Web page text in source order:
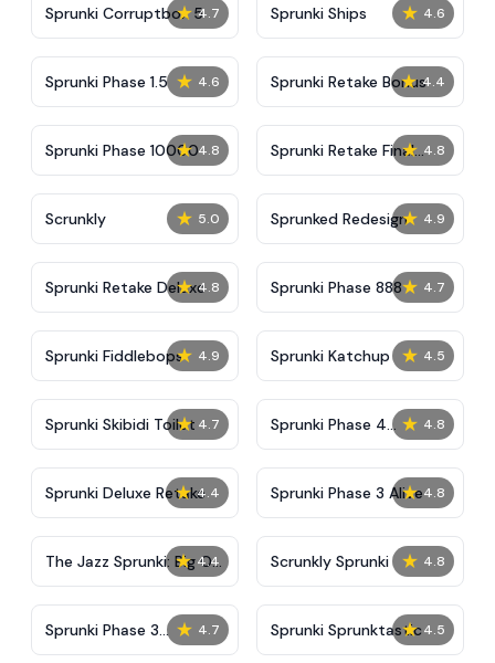
★ 4.7
Sprunki Corruptbox 5 ★ 4.6
Sprunki Ships
★ 4.6
Sprunki Phase 1.5 ★ 4.4
Sprunki Retake Bonus
★ 4.8
Sprunki Phase 10000 ★ 4.8
Sprunki Retake Final
Update
★ 5.0
Scrunkly ★ 4.9
Sprunked Redesign
★ 4.8
Sprunki Retake Deluxe ★ 4.7
Sprunki Phase 888
★ 4.9
Sprunki Fiddlebops ★ 4.5
Sprunki Katchup
★ 4.7
Sprunki Skibidi Toilet ★ 4.8
Sprunki Phase 4
Definitive
★ 4.4
Sprunki Deluxe Retake ★ 4.8
Sprunki Phase 3 Alive
★ 4.4
The Jazz Sprunki: Big Of
The City
★ 4.8
Scrunkly Sprunki
★ 4.7
Sprunki Phase 3
Definitive
★ 4.5
Sprunki Sprunktastic